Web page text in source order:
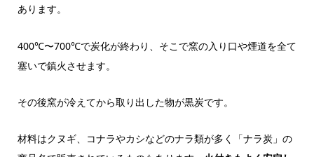
あります。
400℃〜700℃で炭化が終わり、そこで窯の入り口や煙道を全て
塞いで鎮火させます。
その後窯が冷えてから取り出した物が黒炭です。
材料はクヌギ、コナラやカシなどのナラ類が多く「ナラ炭」の